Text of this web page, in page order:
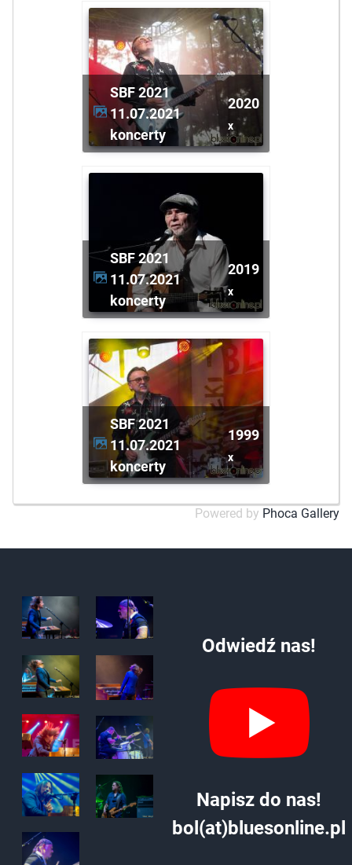
SBF 2021
11.07.2021
koncerty
2020
x
SBF 2021
11.07.2021
koncerty
2019
x
SBF 2021
11.07.2021
koncerty
1999
x
Powered by Phoca Gallery
Odwiedź nas!
Napisz do nas!
bol(at)bluesonline.pl